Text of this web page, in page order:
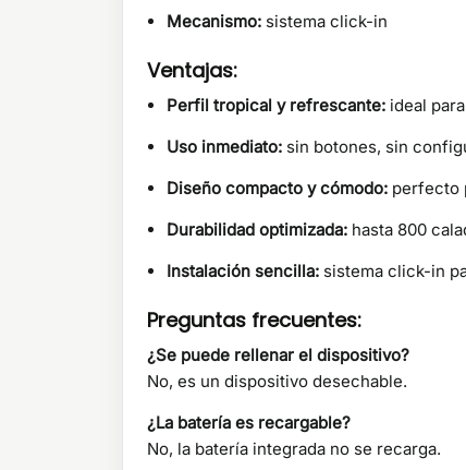
Mecanismo: sistema click-in
Ventajas:
Perfil tropical y refrescante: ideal
Uso inmediato: sin botones, sin
Diseño compacto y cómodo: perfecto
Durabilidad optimizada: hasta 800
Instalación sencilla: sistema click-in
Preguntas frecuentes:
¿Se puede rellenar el dispositivo?
No, es un dispositivo desechable.
¿La batería es recargable?
No, la batería integrada no se recarga.